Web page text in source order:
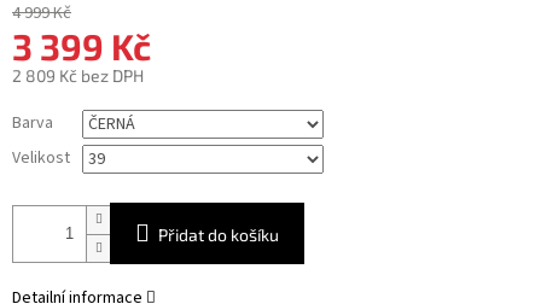
4 999 Kč
3 399 Kč
2 809 Kč bez DPH
cena:
Barva
Velikost
Přidat do košíku
Detailní informace